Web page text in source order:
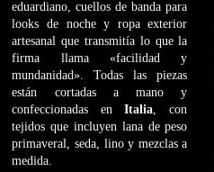
eduardiano, cuellos de banda para
looks de noche y ropa exterior
artesanal que transmitía lo que la
firma llama «facilidad y
mundanidad». Todas las piezas
están cortadas a mano y
confeccionadas enItalia , con
tejidos que incluyen lana de peso
primaveral, seda, lino y mezclas a
medida.